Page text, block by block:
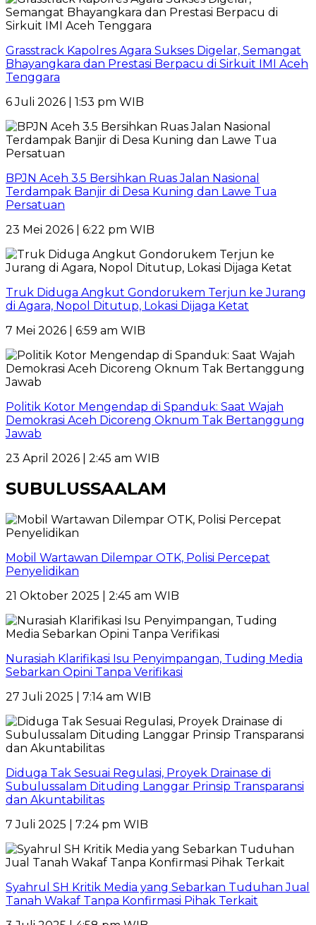
Grasstrack Kapolres Agara Sukses Digelar, Semangat
Bhayangkara dan Prestasi Berpacu di Sirkuit IMI Aceh
Tenggara
6 Juli 2026 | 1:53 pm WIB
BPJN Aceh 3.5 Bersihkan Ruas Jalan Nasional
Terdampak Banjir di Desa Kuning dan Lawe Tua
Persatuan
23 Mei 2026 | 6:22 pm WIB
Truk Diduga Angkut Gondorukem Terjun ke Jurang
di Agara, Nopol Ditutup, Lokasi Dijaga Ketat
7 Mei 2026 | 6:59 am WIB
Politik Kotor Mengendap di Spanduk: Saat Wajah
Demokrasi Aceh Dicoreng Oknum Tak Bertanggung
Jawab
23 April 2026 | 2:45 am WIB
SUBULUSSAALAM
Mobil Wartawan Dilempar OTK, Polisi Percepat
Penyelidikan
21 Oktober 2025 | 2:45 am WIB
Nurasiah Klarifikasi Isu Penyimpangan, Tuding Media
Sebarkan Opini Tanpa Verifikasi
27 Juli 2025 | 7:14 am WIB
Diduga Tak Sesuai Regulasi, Proyek Drainase di
Subulussalam Dituding Langgar Prinsip Transparansi
dan Akuntabilitas
7 Juli 2025 | 7:24 pm WIB
Syahrul SH Kritik Media yang Sebarkan Tuduhan Jual
Tanah Wakaf Tanpa Konfirmasi Pihak Terkait